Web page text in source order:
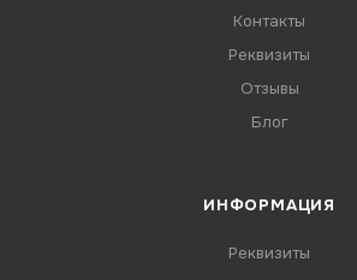
Контакты
Реквизиты
Отзывы
Блог
ИНФОРМАЦИЯ
Реквизиты